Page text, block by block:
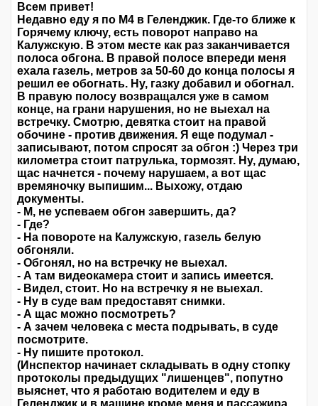
Всем привет!
Недавно еду я по М4 в Геленджик. Где-то ближе к
Горячему ключу, есть поворот направо на
Калужскую. В этом месте как раз заканчивается
полоса обгона. В правой полосе впереди меня
ехала газель, метров за 50-60 до конца полосы я
решил ее обогнать. Ну, газку добавил и обогнал.
В правую полосу возвращался уже в самом
конце, на грани нарушения, но не выехал на
встречку. Смотрю, девятка стоит на правой
обочине - против движения. Я еще подумал -
записывают, потом спросят за обгон :) Через три
километра стоит патрулька, тормозят. Ну, думаю,
щас начнется - почему нарушаем, а вот щас
времяночку выпишим... Выхожу, отдаю
документы.
- М, не успеваем обгон завершить, да?
- Где?
- На повороте на Калужскую, газель белую
обгоняли.
- Обгонял, но на встречку не выехал.
- А там видеокамера стоит и запись имеется.
- Видел, стоит. Но на встречку я не выехал.
- Ну в суде вам предоставят снимки.
- А щас можно посмотреть?
- А зачем человека с места подрывать, в суде
посмотрите.
- Ну пишите протокол.
(Инспектор начинает складывать в одну стопку
протоколы предыдущих "лишенцев", попутно
выяснет, что я работаю водителем и еду в